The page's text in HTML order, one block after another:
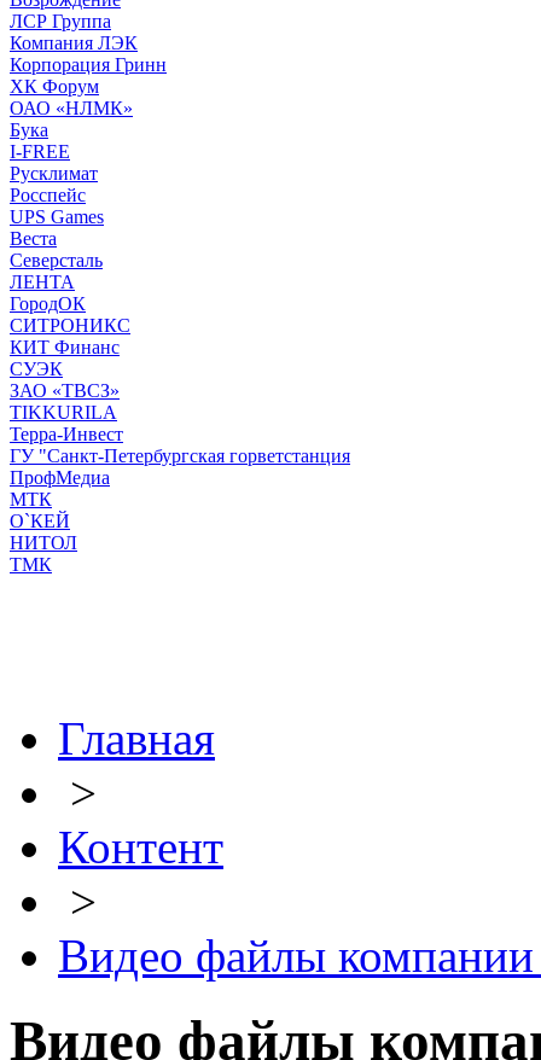
ЛСР Группа
Компания ЛЭК
Корпорация Гринн
ХК Форум
ОАО «НЛМК»
Бука
I-FREE
Русклимат
Росспейс
UPS Games
Веста
Северсталь
ЛЕНТА
ГородОК
СИТРОНИКС
КИТ Финанс
СУЭК
ЗАО «ТВСЗ»
TIKKURILA
Терра-Инвест
ГУ "Санкт-Петербургская горветстанция
ПрофМедиа
МТК
О`КЕЙ
НИТОЛ
ТМК
Главная
>
Контент
>
Видео файлы
Видео файлы